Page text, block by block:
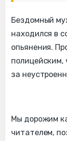
Бездомный
находился в
опьянения.
полицейским,
за
Мы дорожим
читателем,